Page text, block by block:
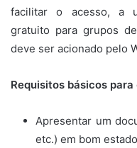
facilitar o acesso, a
gratuito para grupos
deve ser acionado pelo
Requisitos básicos
Apresentar um
etc.) em bom